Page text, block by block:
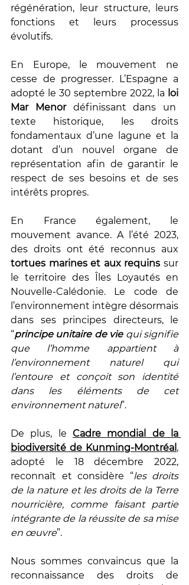
régénération, leur structure, leurs
fonctions et leurs processus
évolutifs.
En Europe, le mouvement ne
cesse de progresser. L’Espagne a
adopté le 30 septembre 2022, la loi
Mar Menor définissant dans un
texte historique, les droits
fondamentaux d’une lagune et la
dotant d’un nouvel organe de
représentation afin de garantir le
respect de ses besoins et de ses
intérêts propres.
En France également, le
mouvement avance. A l’été 2023,
tortues marines et aux requins sur
le territoire des Îles Loyautés en
Nouvelle-Calédonie. Le code de
l’environnement intègre désormais
dans ses principes directeurs, le
“principe unitaire de vie qui signifie
que l’homme appartient à
l’environnement naturel qui
l’entoure et conçoit son identité
dans les éléments de cet
environnement naturel”.
De plus, le Cadre mondial de la
biodiversité de Kunming-Montréal ,
adopté le 18 décembre 2022,
reconnaît et considère “les droits
de la nature et les droits de la Terre
nourricière, comme faisant partie
intégrante de la réussite de sa mise
en œuvre”.
Nous sommes convaincus que la
reconnaissance des droits de